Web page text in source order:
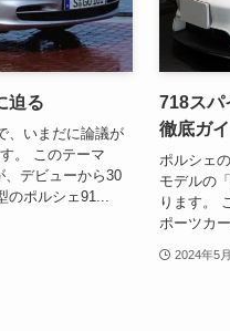
迫る
、いまだに論議が
。 このテーマ
、デビューから30
のポルシェ91...
718スパ
徹底ガ
ポルシェ
モデルの
ります。
ポーツカ
2024年5